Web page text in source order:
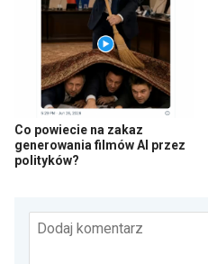
Co powiecie na zakaz
generowania filmów AI przez
polityków?
Dodaj komentarz